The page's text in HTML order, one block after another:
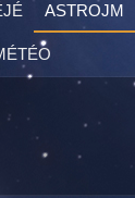
ASTROJM